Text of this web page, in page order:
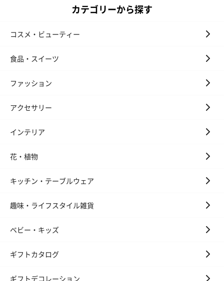
ンセンススティック
（GRAPE
お酒を同梱してお届けいたします。
ディット（712円）
酒（655円）
カテゴリーから探す
コスメ・ビューティー
食品・スイーツ
ファッション
アクセサリー
インテリア
花・植物
キッチン・テーブルウェア
趣味・ライフスタイル雑貨
ベビー・キッズ
ギフトカタログ
ギフトデコレーション